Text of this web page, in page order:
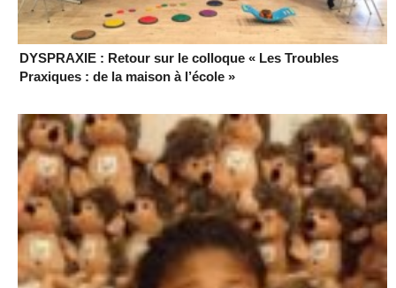
DYSPRAXIE : Retour sur le colloque « Les Troubles
Praxiques : de la maison à l’école »